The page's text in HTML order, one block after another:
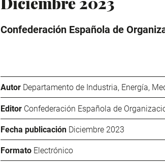
Confederación Española de
Autor Departamento de Industria, Energía,
Editor Confederación Española de
Fecha publicación Diciembre 2023
Formato Electrónico